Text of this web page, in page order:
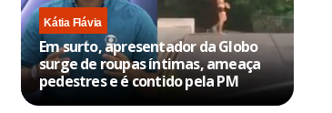
Kátia Flávia
Em surto, apresentador da Globo
surge de roupas íntimas, ameaça
pedestres e é contido pela PM